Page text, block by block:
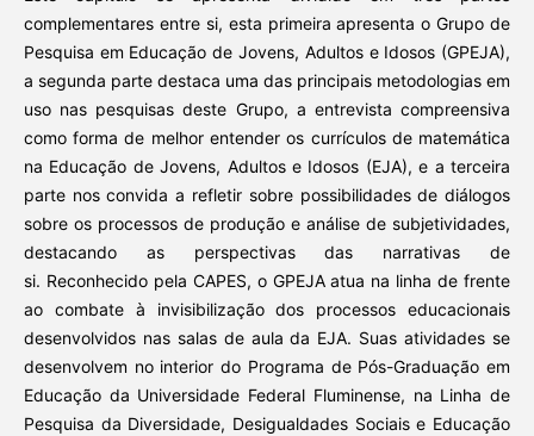
complementares entre si, esta primeira apresenta o Grupo de
Pesquisa em Educação de Jovens, Adultos e Idosos (GPEJA),
a segunda parte destaca uma das principais metodologias em
uso nas pesquisas deste Grupo, a entrevista compreensiva
como forma de melhor entender os currículos de matemática
na Educação de Jovens, Adultos e Idosos (EJA), e a terceira
parte nos convida a refletir sobre possibilidades de diálogos
sobre os processos de produção e análise de subjetividades,
destacando as perspectivas das narrativas de
si. Reconhecido pela CAPES, o GPEJA atua na linha de frente
ao combate à invisibilização dos processos educacionais
desenvolvidos nas salas de aula da EJA. Suas atividades se
desenvolvem no interior do Programa de Pós-Graduação em
Educação da Universidade Federal Fluminense, na Linha de
Pesquisa da Diversidade, Desigualdades Sociais e Educação